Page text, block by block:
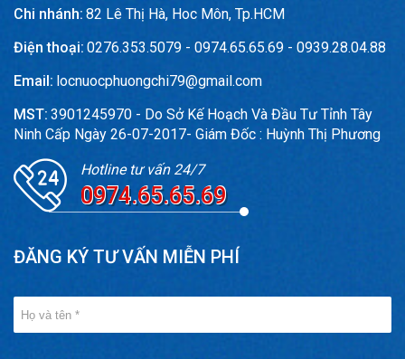
Chi nhánh: 82 Lê Thị Hà, Hoc Môn, Tp.HCM
Điện thoại: 0276.353.5079 - 0974.65.65.69 - 0939.28.04.88
Email: locnuocphuongchi79@gmail.com
MST: 3901245970 - Do Sở Kế Hoạch Và Đầu Tư Tỉnh Tây
Ninh Cấp Ngày 26-07-2017- Giám Đốc : Huỳnh Thị Phương
Hotline tư vấn 24/7
0974.65.65.69
ĐĂNG KÝ TƯ VẤN MIỄN PHÍ